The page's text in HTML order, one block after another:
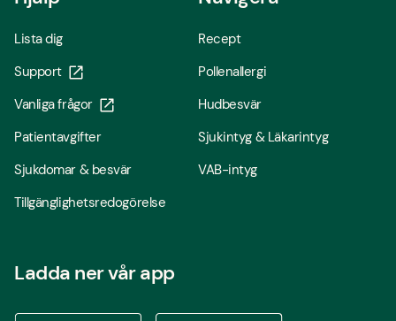
Lista dig
Support
Vanliga frågor
Patientavgifter
Sjukdomar & besvär
Tillgänglighetsredogörelse
Recept
Pollenallergi
Hudbesvär
Sjukintyg & Läkarintyg
VAB-intyg
Ladda ner vår app